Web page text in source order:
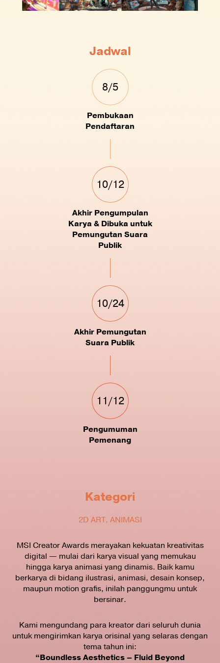
Jadwal
8/5
Pembukaan
Pendaftaran
10/12
Akhir Pengumpulan
Karya & Dibuka untuk
Pemungutan Suara
Publik
10/24
Akhir Pemungutan
Suara Publik
11/12
Pengumuman
Pemenang
Kategori
2D ART, ANIMASI
MSI Creator Awards merayakan kekuatan kreativitas
digital — mulai dari karya visual yang memukau
hingga karya animasi yang dinamis. Baik kamu
berkarya di bidang ilustrasi, animasi, desain konsep,
maupun motion grafis, inilah panggungmu untuk
bersinar.
Kami mengundang para kreator dari seluruh dunia
untuk mengirimkan karya orisinal yang selaras dengan
tema tahun ini:
“Boundless Aesthetics – Fluid Beyond